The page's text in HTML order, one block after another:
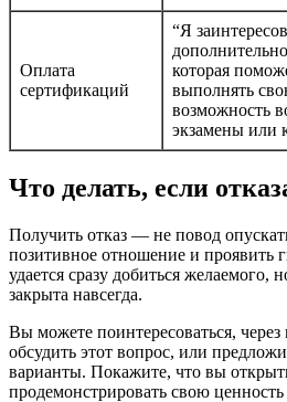
Оплата
сертификаций
“Я
которая
выполнять
возможность
экзамены или
Что делать, если
Получить отказ — не повод
позитивное отношение и проявить
удается сразу добиться желаемого,
закрыта навсегда.
Вы можете поинтересоваться,
обсудить этот вопрос, или
варианты. Покажите, что вы
продемонстрировать свою